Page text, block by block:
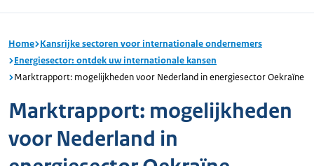
Home Kansrijke sectoren voor internationale ondernemers
Energiesector: ontdek uw internationale kansen
Marktrapport: mogelijkheden voor Nederland in energiesector Oekraïne
Marktrapport: mogelijkheden
voor Nederland in